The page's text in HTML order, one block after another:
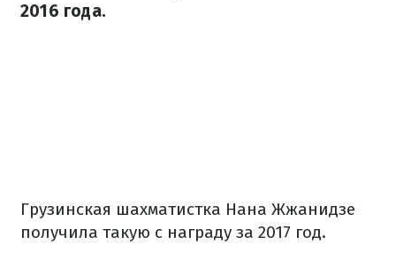
2016 года.
Грузинская шахматистка Нана Жжанидзе
получила такую с награду за 2017 год.